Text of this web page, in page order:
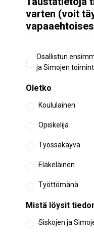
varten (voit
Aiempi
osallistuminen
Osallistun
ja Simojen
Oletko
Koululainen
Opiskelija
Työssäkäyvä
Eläkeläinen
Työttömänä
Mistä löysit
Siskojen ja